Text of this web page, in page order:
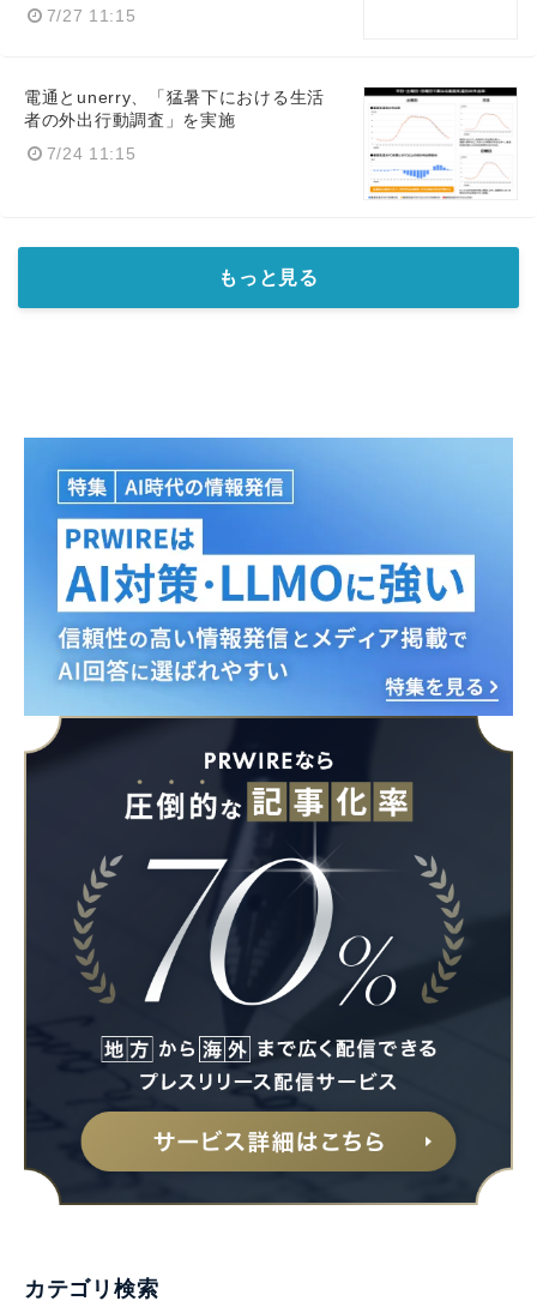
7/27 11:15
電通とunerry、「猛暑下における生活
者の外出行動調査」を実施
7/24 11:15
もっと見る
カテゴリ検索